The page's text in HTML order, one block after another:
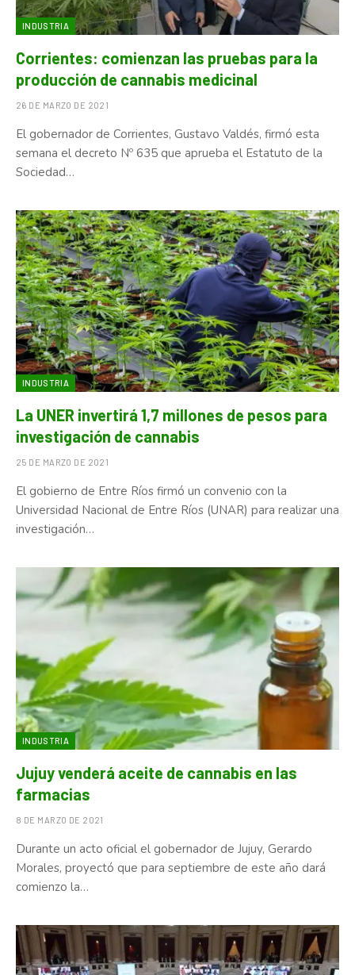
INDUSTRIA
Corrientes: comienzan las pruebas para la
producción de cannabis medicinal
26 DE MARZO DE 2021
El gobernador de Corrientes, Gustavo Valdés, firmó esta
semana el decreto Nº 635 que aprueba el Estatuto de la
Sociedad…
INDUSTRIA
La UNER invertirá 1,7 millones de pesos para
investigación de cannabis
25 DE MARZO DE 2021
El gobierno de Entre Ríos firmó un convenio con la
Universidad Nacional de Entre Ríos (UNAR) para realizar una
investigación…
INDUSTRIA
Jujuy venderá aceite de cannabis en las
farmacias
8 DE MARZO DE 2021
Durante un acto oficial el gobernador de Jujuy, Gerardo
Morales, proyectó que para septiembre de este año dará
comienzo la…